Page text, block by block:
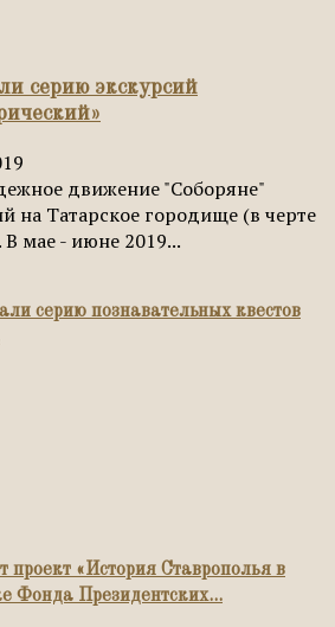
серию экскурсий
движение "Соборяне"
на Татарское городище (в черте
мае - июне 2019...
серию познавательных квестов
проект «История Ставрополья в
Фонда Президентских...